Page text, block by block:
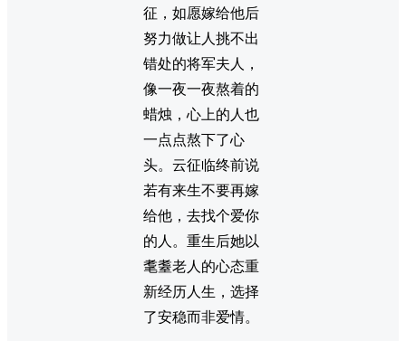
征，如愿嫁给他后
努力做让人挑不出
错处的将军夫人，
像一夜一夜熬着的
蜡烛，心上的人也
一点点熬下了心
头。云征临终前说
若有来生不要再嫁
给他，去找个爱你
的人。重生后她以
耄耋老人的心态重
新经历人生，选择
了安稳而非爱情。